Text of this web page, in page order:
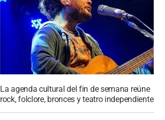
La agenda cultural del fin de semana reúne
rock, folclore, bronces y teatro independiente